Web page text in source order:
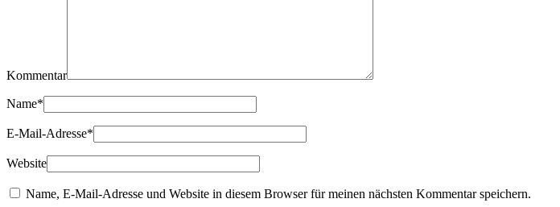
Kommentar
Name*
E-Mail-Adresse*
Website
Name, E-Mail-Adresse und Website in diesem Browser für meinen nächsten Kommentar speichern.